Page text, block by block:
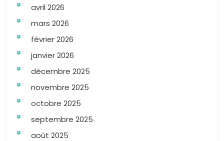
avril 2026
mars 2026
février 2026
janvier 2026
décembre 2025
novembre 2025
octobre 2025
septembre 2025
août 2025